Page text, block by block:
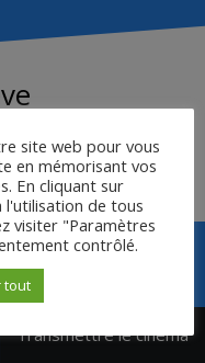
– document
Transmettre le cinéma
site web pour vous
en mémorisant vos
En cliquant sur
l'utilisation de tous
visiter "Paramètres
contrôlé.
tout